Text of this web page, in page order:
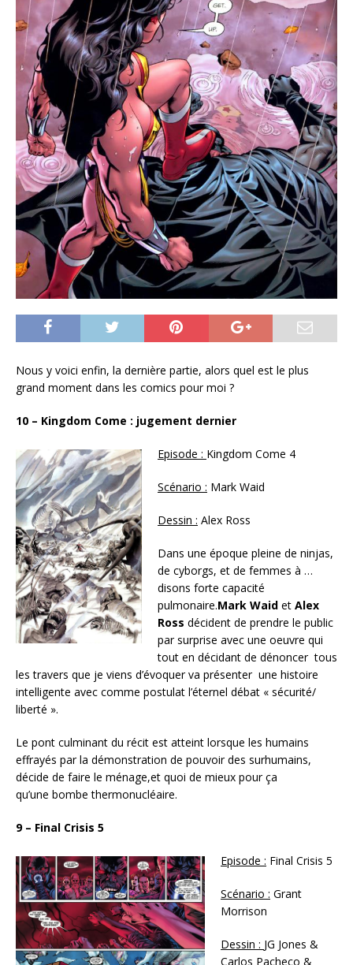
Nous y voici enfin, la dernière partie, alors quel est le plus
grand moment dans les comics pour moi ?
10 – Kingdom Come : jugement dernier
Episode : Kingdom Come 4
Scénario : Mark Waid
Dessin : Alex Ross
Dans une époque pleine de ninjas,
de cyborgs, et de femmes à …
disons forte capacité
pulmonaire.Mark Waid et Alex
Ross décident de prendre le public
par surprise avec une oeuvre qui
tout en décidant de dénoncer tous
les travers que je viens d’évoquer va présenter une histoire
intelligente avec comme postulat l’éternel débat « sécurité/
liberté ».
Le pont culminant du récit est atteint lorsque les humains
effrayés par la démonstration de pouvoir des surhumains,
décide de faire le ménage,et quoi de mieux pour ça
qu’une bombe thermonucléaire.
9 – Final Crisis 5
Episode : Final Crisis 5
Scénario : Grant
Morrison
Dessin : JG Jones &
Carlos Pacheco &